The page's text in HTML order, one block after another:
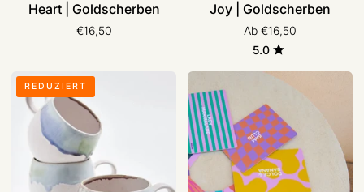
Heart | Goldscherben
€16,50
Joy | Goldscherben
Ab €16,50
5.0
Keramik
Tassen
„Douro“
egg
back
REDUZIERT
Frühstücksbrettchen
|
MAMF